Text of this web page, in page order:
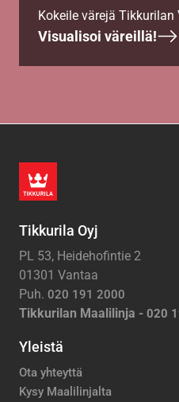
Kokeile värejä
Visualisoi väreillä!
Tikkurila Oyj
PL 53, Heidehofintie 2
01301 Vantaa
Puh. 020 191 2000
Tikkurilan Maalilinja - 020
Yleistä
Ota yhteyttä
Kysy Maalilinjalta